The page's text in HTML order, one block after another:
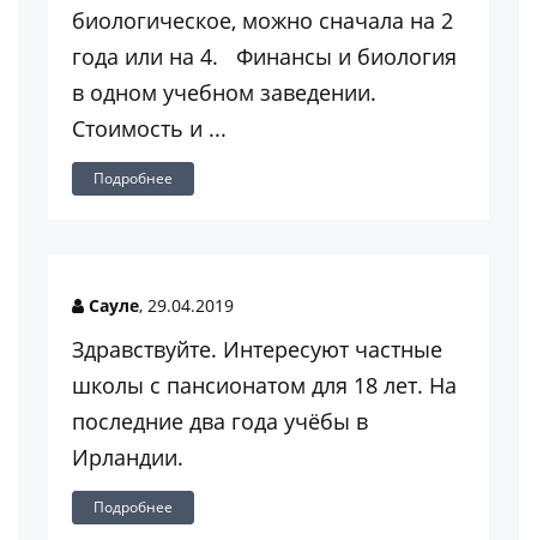
биологическое, можно сначала на 2
года или на 4. Финансы и биология
в одном учебном заведении.
Стоимость и ...
Подробнее
Сауле, 29.04.2019
Здравствуйте. Интересуют частные
школы с пансионатом для 18 лет. На
последние два года учёбы в
Ирландии.
Подробнее